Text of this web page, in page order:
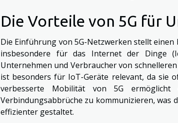
Die Vorteile von 5G für
Die Einführung von 5G-Netzwerken stellt
insbesondere für das Internet der Dinge
Unternehmen und Verbraucher von
ist besonders für IoT-Geräte relevant, da sie
verbesserte Mobilität von 5G
Verbindungsabbrüche zu kommunizieren, was
effizienter gestaltet.